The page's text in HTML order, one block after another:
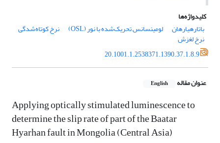
کلیدواژه‌ها
باتارهیارهان
لومینسانس تحریک‌شده با نور (OSL) نرخ کوتاه‌‌شدگی
نرخ لغزش
20.1001.1.2538371.1390.37.1.8.9
عنوان مقاله English
Applying optically stimulated luminescence to
determine the slip rate of part of the Baatar
Hyarhan fault in Mongolia (Central Asia)